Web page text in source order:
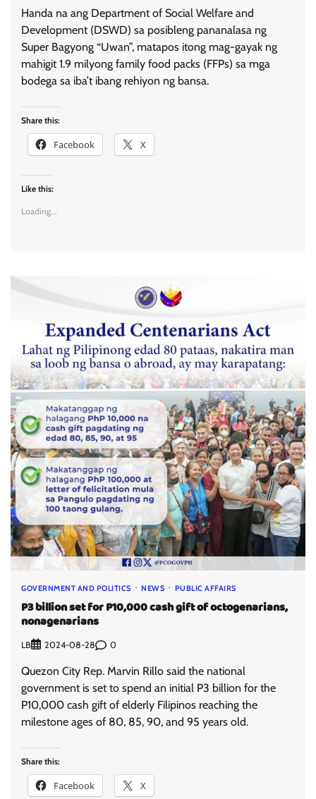
Handa na ang Department of Social Welfare and
Development (DSWD) sa posibleng pananalasa ng
Super Bagyong “Uwan”, matapos itong mag-gayak ng
mahigit 1.9 milyong family food packs (FFPs) sa mga
bodega sa iba’t ibang rehiyon ng bansa.
Share this:
Facebook X
Like this:
Loading...
GOVERNMENT AND POLITICS NEWS PUBLIC AFFAIRS
P3 billion set for P10,000 cash gift of octogenarians,
nonagenarians
LB 2024-08-28 0
Quezon City Rep. Marvin Rillo said the national
government is set to spend an initial P3 billion for the
P10,000 cash gift of elderly Filipinos reaching the
milestone ages of 80, 85, 90, and 95 years old.
Share this:
Facebook X